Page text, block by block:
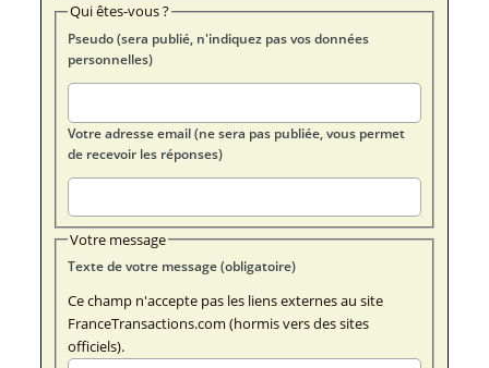
Qui êtes-vous ?
Pseudo (sera publié, n'indiquez pas vos données
personnelles)
Votre adresse email (ne sera pas publiée, vous permet
de recevoir les réponses)
Votre message
Texte de votre message (obligatoire)
Ce champ n'accepte pas les liens externes au site
FranceTransactions.com (hormis vers des sites
officiels).